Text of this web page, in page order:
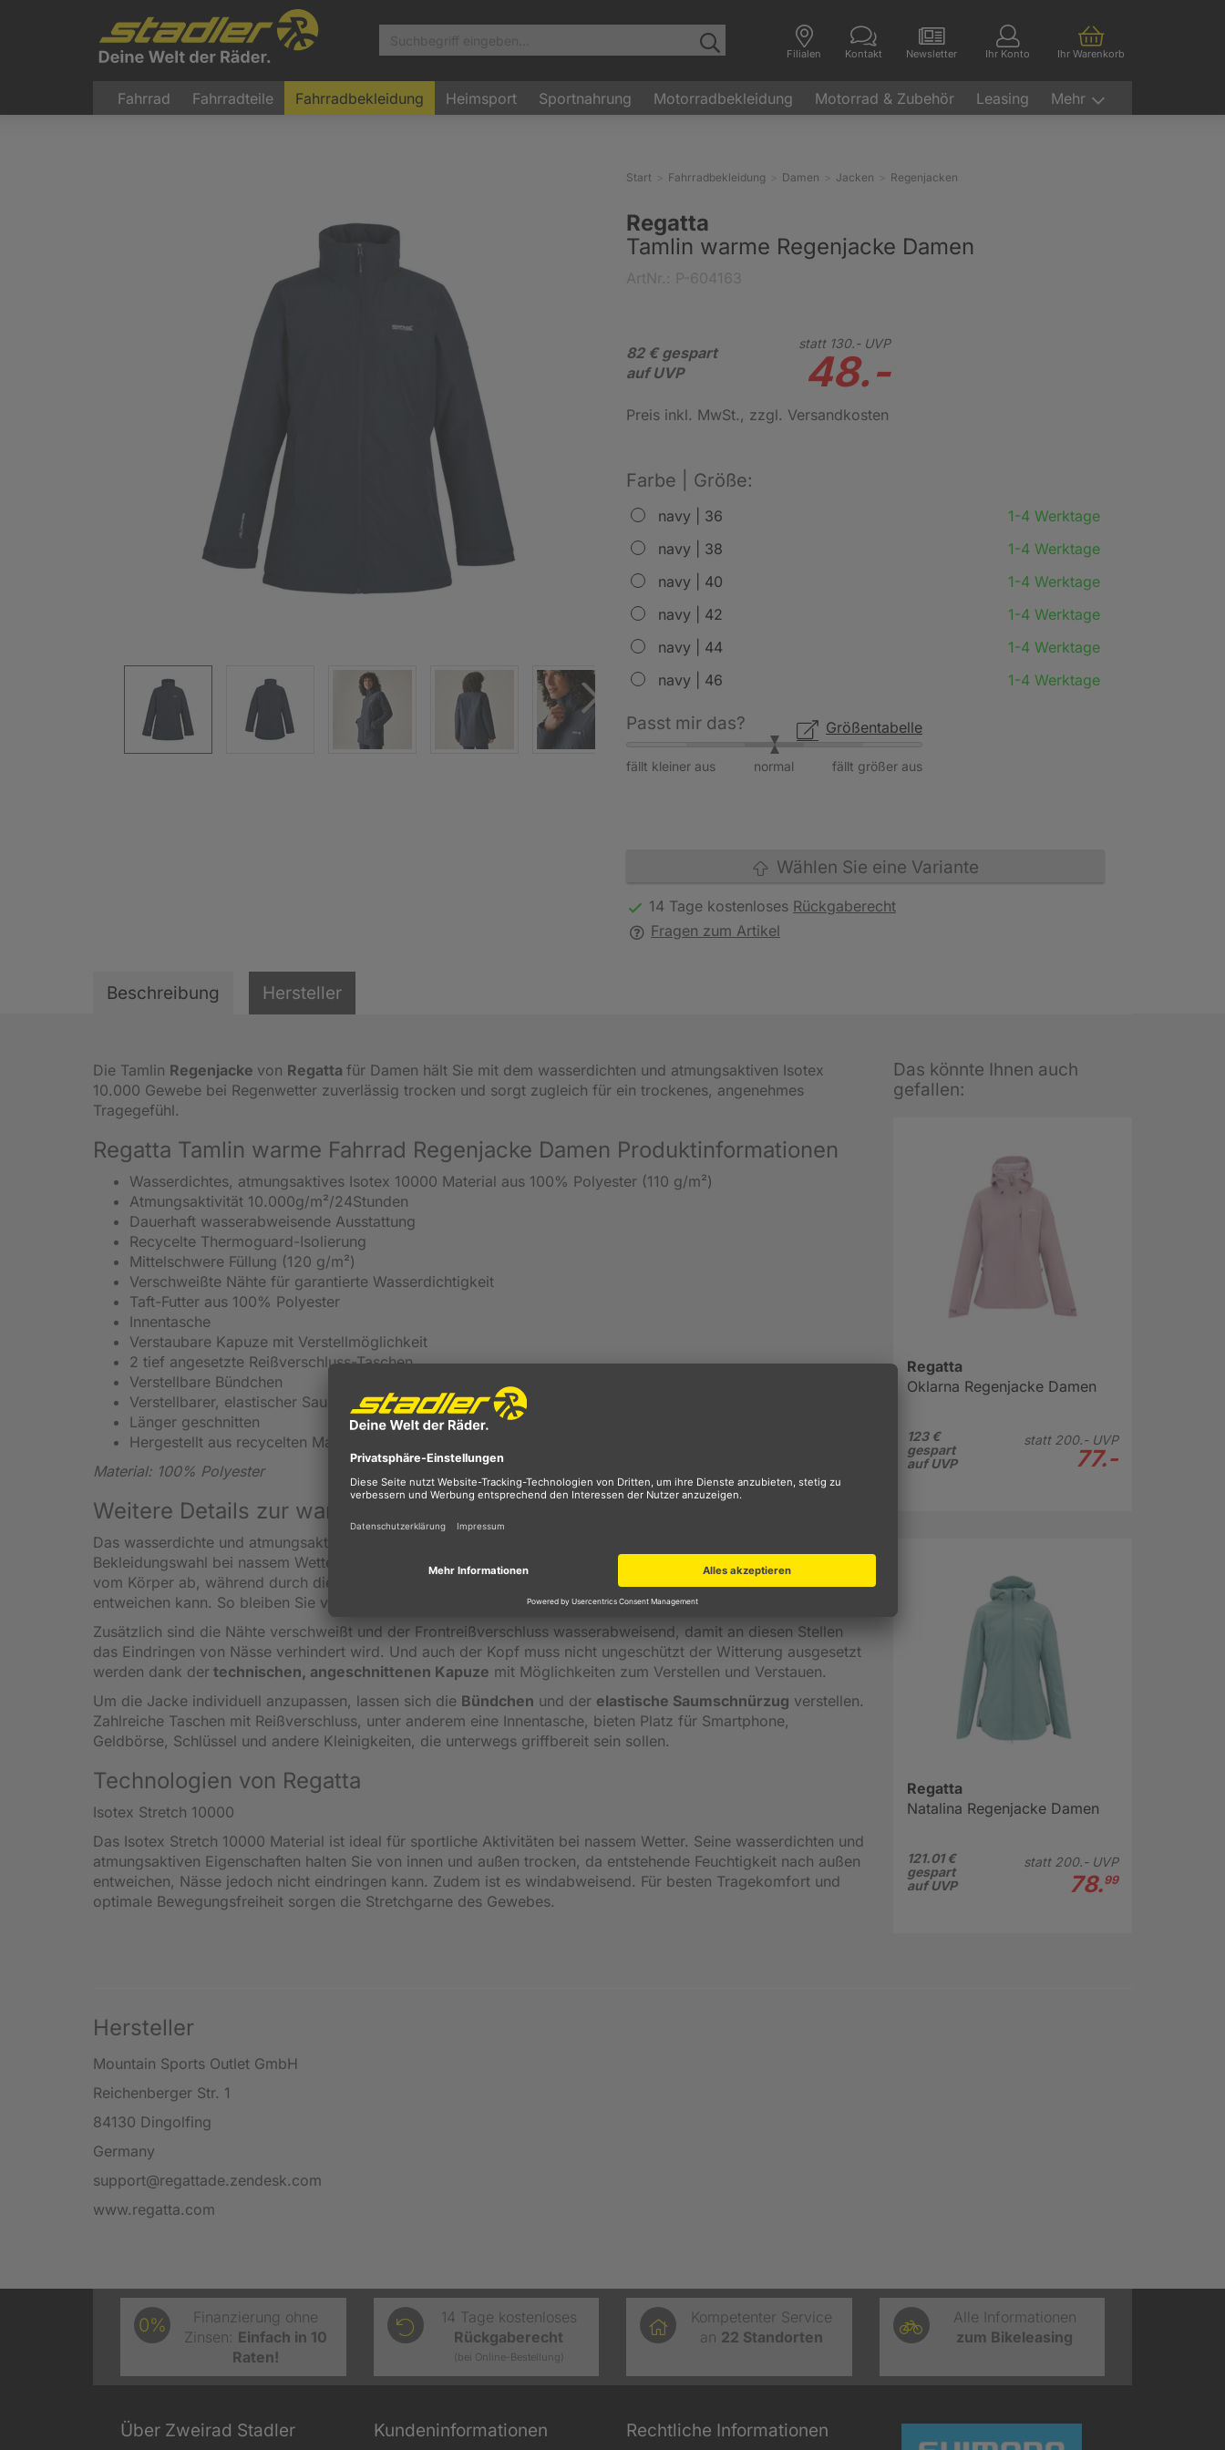
Filialen Kontakt Newsletter Ihr Konto Ihr Warenkorb
Fahrrad Fahrradteile Fahrradbekleidung Heimsport Sportnahrung Motorradbekleidung Motorrad & Zubehör Leasing Mehr
Start Fahrradbekleidung Damen Jacken Regenjacken
Regatta
Tamlin warme Regenjacke Damen
82 € gespart
auf UVP
statt 130.-UVP
48.-
Preis inkl. MwSt., zzgl. Versandkosten
Farbe | Größe:
navy | 36
1-4 Werktage
navy | 38
1-4 Werktage
navy | 40
1-4 Werktage
navy | 42
1-4 Werktage
navy | 44
1-4 Werktage
navy | 46
1-4 Werktage
Größentabelle
Passt mir das?
fällt kleiner aus fällt größer aus
normal
Wählen Sie eine Variante
14 Tage kostenloses Rückgaberecht
Fragen zum Artikel
Beschreibung Hersteller
Die Tamlin Regenjacke von Regatta für Damen hält Sie mit dem wasserdichten und atmungsaktiven Isotex
10.000 Gewebe bei Regenwetter zuverlässig trocken und sorgt zugleich für ein trockenes, angenehmes
Tragegefühl.
Regatta Tamlin warme Fahrrad Regenjacke Damen Produktinformationen
Wasserdichtes, atmungsaktives Isotex 10000 Material aus 100% Polyester (110 g/m²)
Atmungsaktivität 10.000g/m²/24Stunden
Dauerhaft wasserabweisende Ausstattung
Recycelte Thermoguard-Isolierung
Mittelschwere Füllung (120 g/m²)
Verschweißte Nähte für garantierte Wasserdichtigkeit
Taft-Futter aus 100% Polyester
Innentasche
Verstaubare Kapuze mit Verstellmöglichkeit
2 tief angesetzte Reißverschluss-Taschen
Verstellbare Bündchen
Verstellbarer, elastischer Saumschnürzug
Länger geschnitten
Hergestellt aus recycelten Materialien
Material: 100% Polyester
Weitere Details zur warmen Regenjacke Tamlin Fahrrad von Regatta
Das wasserdichte und atmungsaktive Isotexmaterial der
Bekleidungswahl bei nassem Wetter. Ihre
wasserdichten
Eigenschaften halten Nässe und Regen zuverlässig
vom Körper ab, während durch die ausgezeichnete
lässt entstehende Feuchtigkeit nach außen
entweichen kann. So bleiben Sie von innen und außen trocken.
Zusätzlich sind die Nähte verschweißt und der Frontreißverschluss wasserabweisend, damit an diesen Stellen
das Eindringen von Nässe verhindert wird. Und auch der Kopf muss nicht ungeschützt der Witterung ausgesetzt
werden dank der technischen, angeschnittenen Kapuze mit Möglichkeiten zum Verstellen und Verstauen.
Um die Jacke individuell anzupassen, lassen sich die Bündchen und der elastische Saumschnürzug verstellen.
Zahlreiche Taschen mit Reißverschluss, unter anderem eine Innentasche, bieten Platz für Smartphone,
Geldbörse, Schlüssel und andere Kleinigkeiten, die unterwegs griffbereit sein sollen.
Technologien von Regatta
Isotex Stretch 10000
Das Isotex Stretch 10000 Material ist ideal für sportliche Aktivitäten bei nassem Wetter. Seine wasserdichten und
atmungsaktiven Eigenschaften halten Sie von innen und außen trocken, da entstehende Feuchtigkeit nach außen
entweichen, Nässe jedoch nicht eindringen kann. Zudem ist es windabweisend. Für besten Tragekomfort und
optimale Bewegungsfreiheit sorgen die Stretchgarne des Gewebes.
Das könnte Ihnen auch
gefallen:
Regatta
Oklarna Regenjacke Damen
123 €
gespart
auf UVP
statt 200.-UVP
77.-
Regatta
Natalina Regenjacke Damen
121.01 €
gespart
auf UVP
statt 200.-UVP
78.99
Hersteller
Mountain Sports Outlet GmbH
Reichenberger Str. 1
84130 Dingolfing
Germany
support@regattade.zendesk.com
www.regatta.com
0%
Finanzierung ohne
Zinsen: Einfach in 10
Raten!
14 Tage kostenloses
Rückgaberecht
(bei Online-Bestellung)
Kompetenter Service
an 22 Standorten
Alle Informationen
zum Bikeleasing
Über Zweirad Stadler Kundeninformationen Rechtliche Informationen